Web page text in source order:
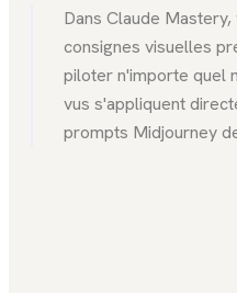
Dans Claude
consignes visuelles
piloter n'importe quel
vus s'appliquent
prompts Midjourney